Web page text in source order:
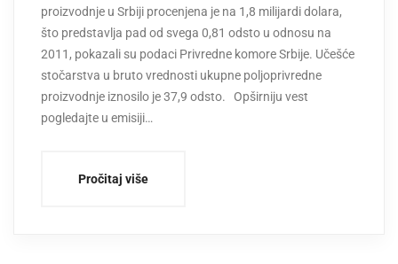
proizvodnje u Srbiji procenjena je na 1,8 milijardi dolara,
što predstavlja pad od svega 0,81 odsto u odnosu na
2011, pokazali su podaci Privredne komore Srbije. Učešće
stočarstva u bruto vrednosti ukupne poljoprivredne
proizvodnje iznosilo je 37,9 odsto. Opširniju vest
pogledajte u emisiji…
Pročitaj više